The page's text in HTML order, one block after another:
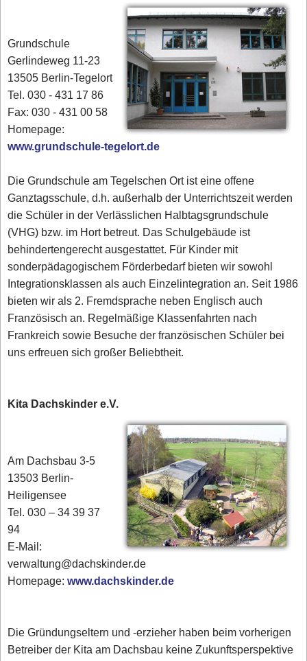
Grundschule
Gerlindeweg 11-23
13505 Berlin-Tegelort
Tel. 030 - 431 17 86‎
Fax: 030 - 431 00 58‎
Homepage:
www.grundschule-tegelort.de
Die Grundschule am Tegelschen Ort ist eine offene
Ganztagsschule, d.h. außerhalb der Unterrichtszeit werden
die Schüler in der Verlässlichen Halbtagsgrundschule
(VHG) bzw. im Hort betreut. Das Schulgebäude ist
behindertengerecht ausgestattet. Für Kinder mit
sonderpädagogischem Förderbedarf bieten wir sowohl
Integrationsklassen als auch Einzelintegration an. Seit 1986
bieten wir als 2. Fremdsprache neben Englisch auch
Französisch an. Regelmäßige Klassenfahrten nach
Frankreich sowie Besuche der französischen Schüler bei
uns erfreuen sich großer Beliebtheit.
Kita Dachskinder e.V.
Am Dachsbau 3-5
13503 Berlin-
Heiligensee
Tel. 030 – 34 39 37
94
E-Mail:
verwaltung@dachskinder.de
Homepage:www.dachskinder.de
Die Gründungseltern und -erzieher haben beim vorherigen
Betreiber der Kita am Dachsbau keine Zukunftsperspektive